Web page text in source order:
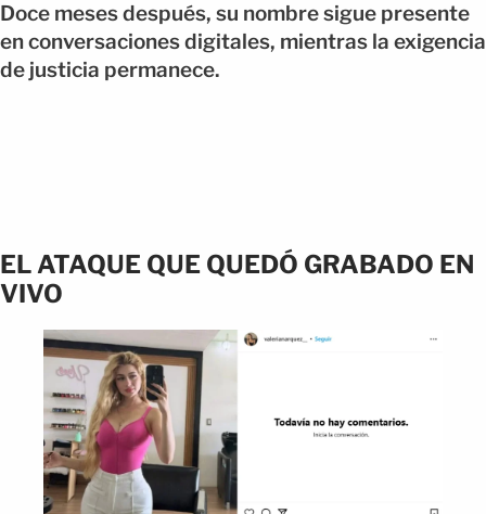
Doce meses después, su nombre sigue presente
en conversaciones digitales, mientras la exigencia
de justicia permanece.
EL ATAQUE QUE QUEDÓ GRABADO EN
VIVO